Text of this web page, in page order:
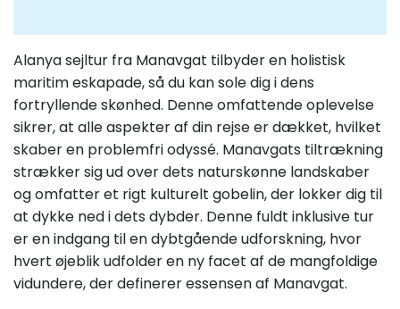
Alanya sejltur fra Manavgat tilbyder en holistisk
maritim eskapade, så du kan sole dig i dens
fortryllende skønhed. Denne omfattende oplevelse
sikrer, at alle aspekter af din rejse er dækket, hvilket
skaber en problemfri odyssé. Manavgats tiltrækning
strækker sig ud over dets naturskønne landskaber
og omfatter et rigt kulturelt gobelin, der lokker dig til
at dykke ned i dets dybder. Denne fuldt inklusive tur
er en indgang til en dybtgående udforskning, hvor
hvert øjeblik udfolder en ny facet af de mangfoldige
vidundere, der definerer essensen af Manavgat.